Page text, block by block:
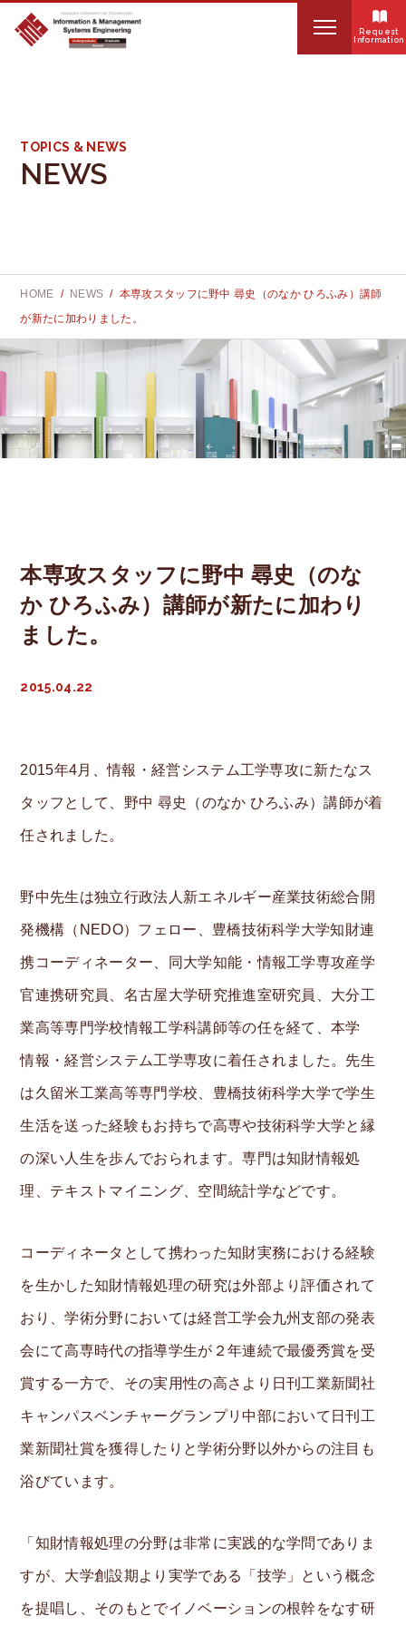
Voice
Personnel only
Access
Japanese
e
a
r
c
h
:
Organization
Educational systems
News
Professor
Asst. Prof.
Labs
Open Campus
e
a
h
Request
Information
TOPICS & NEWS
NEWS
HOME NEWS
本専攻スタッフに野中 尋史（のなか ひろふみ）講師
が新たに加わりました。
本専攻スタッフに野中 尋史（のな
か ひろふみ）講師が新たに加わり
ました。
2015.04.22
2015年4月、情報・経営システム工学専攻に新たなス
タッフとして、野中 尋史（のなか ひろふみ）講師が着
任されました。
野中先生は独立行政法人新エネルギー産業技術総合開
発機構（NEDO）フェロー、豊橋技術科学大学知財連
携コーディネーター、同大学知能・情報工学専攻産学
官連携研究員、名古屋大学研究推進室研究員、大分工
業高等専門学校情報工学科講師等の任を経て、本学
情報・経営システム工学専攻に着任されました。先生
は久留米工業高等専門学校、豊橋技術科学大学で学生
生活を送った経験もお持ちで高専や技術科学大学と縁
の深い人生を歩んでおられます。専門は知財情報処
理、テキストマイニング、空間統計学などです。
コーディネータとして携わった知財実務における経験
を生かした知財情報処理の研究は外部より評価されて
おり、学術分野においては経営工学会九州支部の発表
会にて高専時代の指導学生が２年連続で最優秀賞を受
賞する一方で、その実用性の高さより日刊工業新聞社
キャンパスベンチャーグランプリ中部において日刊工
業新聞社賞を獲得したりと学術分野以外からの注目も
浴びています。
「知財情報処理の分野は非常に実践的な学問でありま
すが、大学創設期より実学である「技学」という概念
を提唱し、そのもとでイノベーションの根幹をなす研